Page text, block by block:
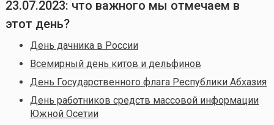
23.07.2023: что важного мы отмечаем в
этот день?
День дачника в России
Всемирный день китов и дельфинов
День Государственного флага Республики Абхазия
День работников средств массовой информации
Южной Осетии